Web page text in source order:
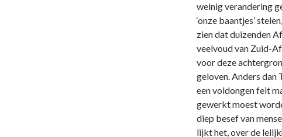
weinig verandering
‘onze baantjes’
zien dat duizenden
veelvoud van Zuid-
voor deze
geloven. Anders dan
een voldongen feit
gewerkt moest
diep besef van
lijkt het, over de